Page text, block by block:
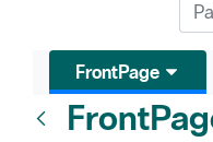
FrontPage